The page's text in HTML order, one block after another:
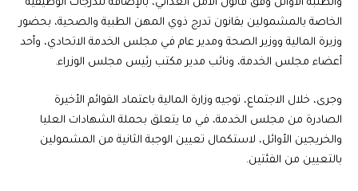
والطلبة الأوائل وفق قانون الأمن الغذائي، بالإضافة للدرجات الوظيفية
الخاصة بالمشمولين بقانون تدرج ذوي المهن الطبية والصحية، بحضور
وزيرة المالية ووزير الصحة ومدير عام في مجلس الخدمة الاتحادي، وأحد
أعضاء مجلس الخدمة، ونائب مدير مكتب رئيس مجلس الوزراء.
وجرى، خلال الاجتماع، توجيه وزارة المالية باعتماد القوائم الأخيرة
الصادرة من مجلس الخدمة، في ما يتعلق بحملة الشهادات العليا
والخريجين الأوائل، لاستكمال تعيين الوجبة الثانية من المشمولين
بالتعيين من الفئتين.